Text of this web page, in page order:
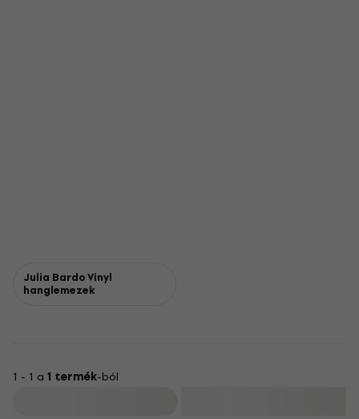
Julia Bardo Vinyl
hanglemezek
1 - 1 a 1 termék-ból